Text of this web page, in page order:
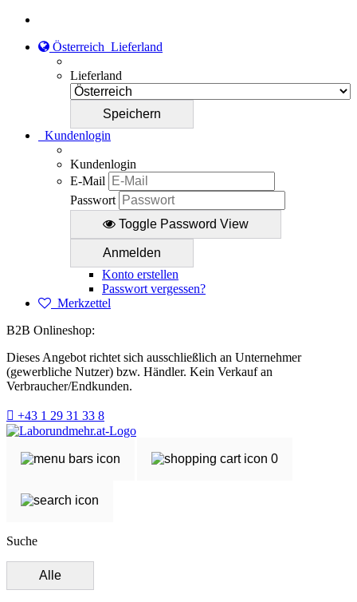
Österreich Lieferland
Lieferland
Kundenlogin
Kundenlogin
E-Mail
Passwort
Toggle Password View
Konto erstellen
Passwort vergessen?
Merkzettel
B2B Onlineshop:
Dieses Angebot richtet sich ausschließlich an Unternehmer
(gewerbliche Nutzer) bzw. Händler. Kein Verkauf an
Verbraucher/Endkunden.
+43 1 29 31 33 8
0
Suche
Alle